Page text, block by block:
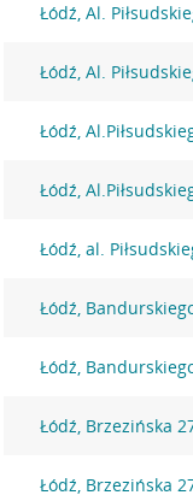
Łódź, Al.
Łódź, Al.
Łódź,
Łódź,
Łódź, al.
Łódź,
Łódź,
Łódź, Brzezińska
Łódź, Brzezińska